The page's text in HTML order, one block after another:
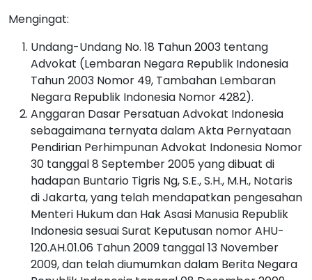
Mengingat:
Undang-Undang No. 18 Tahun 2003 tentang
Advokat (Lembaran Negara Republik Indonesia
Tahun 2003 Nomor 49, Tambahan Lembaran
Negara Republik Indonesia Nomor 4282).
Anggaran Dasar Persatuan Advokat Indonesia
sebagaimana ternyata dalam Akta Pernyataan
Pendirian Perhimpunan Advokat Indonesia Nomor
30 tanggal 8 September 2005 yang dibuat di
hadapan Buntario Tigris Ng, S.E., S.H., M.H., Notaris
di Jakarta, yang telah mendapatkan pengesahan
Menteri Hukum dan Hak Asasi Manusia Republik
Indonesia sesuai Surat Keputusan nomor AHU-
120.AH.01.06 Tahun 2009 tanggal 13 November
2009, dan telah diumumkan dalam Berita Negara